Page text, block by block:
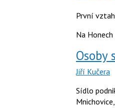
První
Na
Osoby
Jiří Kučera
Sídlo